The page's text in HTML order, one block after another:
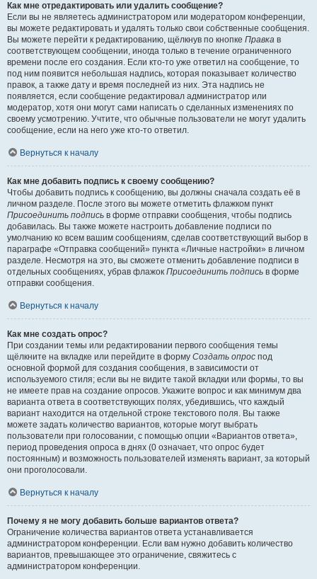
Как мне отредактировать или удалить сообщение?
Если вы не являетесь администратором или модератором конференции,
вы можете редактировать и удалять только свои собственные сообщения.
Вы можете перейти к редактированию, щёлкнув по кнопке Правка в
соответствующем сообщении, иногда только в течение ограниченного
времени после его создания. Если кто-то уже ответил на сообщение, то
под ним появится небольшая надпись, которая показывает количество
правок, а также дату и время последней из них. Эта надпись не
появляется, если сообщение редактировал администратор или
модератор, хотя они могут сами написать о сделанных изменениях по
своему усмотрению. Учтите, что обычные пользователи не могут удалить
сообщение, если на него уже кто-то ответил.
Вернуться к началу
Как мне добавить подпись к своему сообщению?
Чтобы добавить подпись к сообщению, вы должны сначала создать её в
личном разделе. После этого вы можете отметить флажком пункт
Присоединить подпись в форме отправки сообщения, чтобы подпись
добавилась. Вы также можете настроить добавление подписи по
умолчанию ко всем вашим сообщениям, сделав соответствующий выбор в
параграфе «Отправка сообщений» пункта «Личные настройки» в личном
разделе. Несмотря на это, вы сможете отменить добавление подписи в
отдельных сообщениях, убрав флажок Присоединить подпись в форме
отправки сообщения.
Вернуться к началу
Как мне создать опрос?
При создании темы или редактировании первого сообщения темы
щёлкните на вкладке или перейдите в форму Создать опрос под
основной формой для создания сообщения, в зависимости от
используемого стиля; если вы не видите такой вкладки или формы, то вы
не имеете прав на создание опросов. Укажите вопрос и как минимум два
варианта ответа в соответствующих полях, убедившись, что каждый
вариант находится на отдельной строке текстового поля. Вы также
можете задать количество вариантов, которые могут выбрать
пользователи при голосовании, с помощью опции «Вариантов ответа»,
период проведения опроса в днях (0 означает, что опрос будет
постоянным) и возможность пользователей изменять вариант, за который
они проголосовали.
Вернуться к началу
Почему я не могу добавить больше вариантов ответа?
Ограничение количества вариантов ответа устанавливается
администратором конференции. Если вам нужно добавить количество
вариантов, превышающее это ограничение, свяжитесь с
администратором конференции.